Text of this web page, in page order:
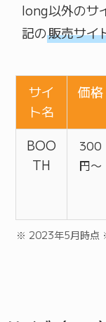
long以外のサ
記の販売サイ
サイ
ト名
価格
BOO
TH
300
円〜
※ 2023年5月時点